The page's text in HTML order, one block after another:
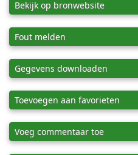
Bekijk op bronwebsite
Fout melden
Gegevens downloaden
Toevoegen aan favorieten
Voeg commentaar toe